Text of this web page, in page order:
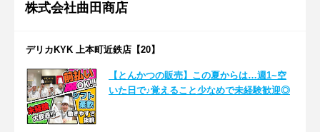
株式会社曲田商店
デリカKYK 上本町近鉄店【20】
【とんかつの販売】この夏からは…週1~空
いた日で♪覚えること少なめで未経験歓迎◎